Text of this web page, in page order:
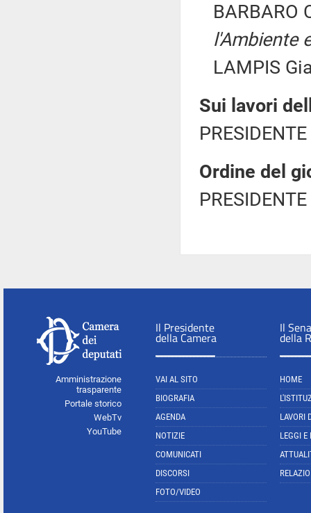
BARBARO
l'Ambiente
LAMPIS
Sui lavori
Ordine del
Amministrazione
trasparente
Portale storico
WebTv
YouTube
Il Presidente
della Camera
VAI AL SITO
BIOGRAFIA
AGENDA
NOTIZIE
COMUNICATI
DISCORSI
FOTO/VIDEO
Il
della
HOME
LAVORI
LEGGI E